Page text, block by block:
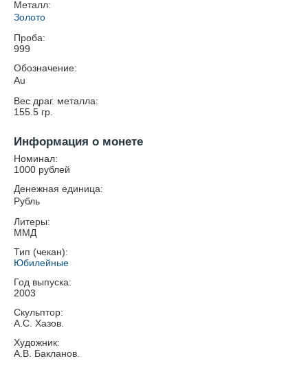
Металл:
Золото
Проба:
999
Обозначение:
Au
Вес драг. металла:
155.5 гр.
Информация о монете
Номинал:
1000 рублей
Денежная единица:
Рубль
Литеры:
ММД
Тип (чекан):
Юбилейные
Год выпуска:
2003
Скульптор:
А.С. Хазов.
Художник:
А.В. Бакланов.